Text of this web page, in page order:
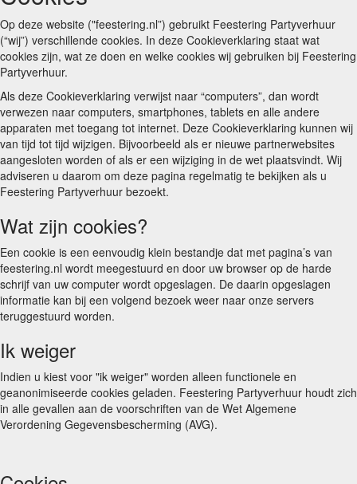
Op deze website ("feestering.nl”) gebruikt Feestering Partyverhuur
(“wij”) verschillende cookies. In deze Cookieverklaring staat wat
cookies zijn, wat ze doen en welke cookies wij gebruiken bij Feestering
Partyverhuur.
Als deze Cookieverklaring verwijst naar “computers”, dan wordt
verwezen naar computers, smartphones, tablets en alle andere
apparaten met toegang tot internet. Deze Cookieverklaring kunnen wij
van tijd tot tijd wijzigen. Bijvoorbeeld als er nieuwe partnerwebsites
aangesloten worden of als er een wijziging in de wet plaatsvindt. Wij
adviseren u daarom om deze pagina regelmatig te bekijken als u
Feestering Partyverhuur bezoekt.
Wat zijn cookies?
Een cookie is een eenvoudig klein bestandje dat met pagina’s van
feestering.nl wordt meegestuurd en door uw browser op de harde
schrijf van uw computer wordt opgeslagen. De daarin opgeslagen
informatie kan bij een volgend bezoek weer naar onze servers
teruggestuurd worden.
Ik weiger
Indien u kiest voor "ik weiger" worden alleen functionele en
geanonimiseerde cookies geladen. Feestering Partyverhuur houdt zich
in alle gevallen aan de voorschriften van de Wet Algemene
Verordening Gegevensbescherming (AVG).